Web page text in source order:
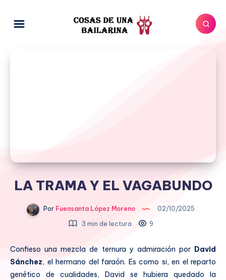
LA TRAMA Y EL VAGABUNDO
PorFuensanta López Moreno
02/10/2025
3 min de lectura
9
Confieso una mezcla de ternura y admiración por David
Sánchez, el hermano del faraón. Es como si, en el reparto
genético de cualidades, David se hubiera quedado la